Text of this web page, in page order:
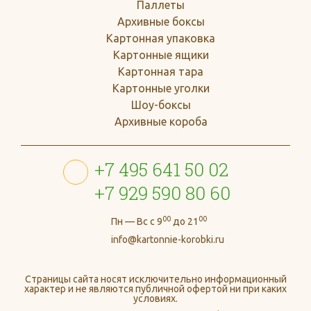
Паллеты
Архивные боксы
Картонная упаковка
Картонные ящики
Картонная тара
Картонные уголки
Шоу-боксы
Архивные короба
+7 495 641 50 02
+7 929 590 80 60
Пн — Вс с 900 до 21 00
info@kartonnie-korobki.ru
Страницы сайта носят исключительно информационный
характер и не являются публичной офертой ни при каких
условиях.